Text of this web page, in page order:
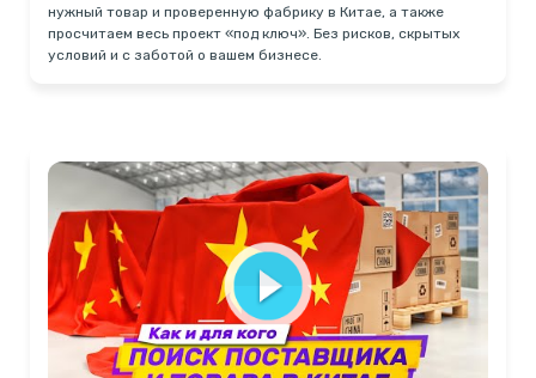
нужный товар и проверенную фабрику в Китае, а также
просчитаем весь проект «под ключ». Без рисков, скрытых
условий и с заботой о вашем бизнесе.